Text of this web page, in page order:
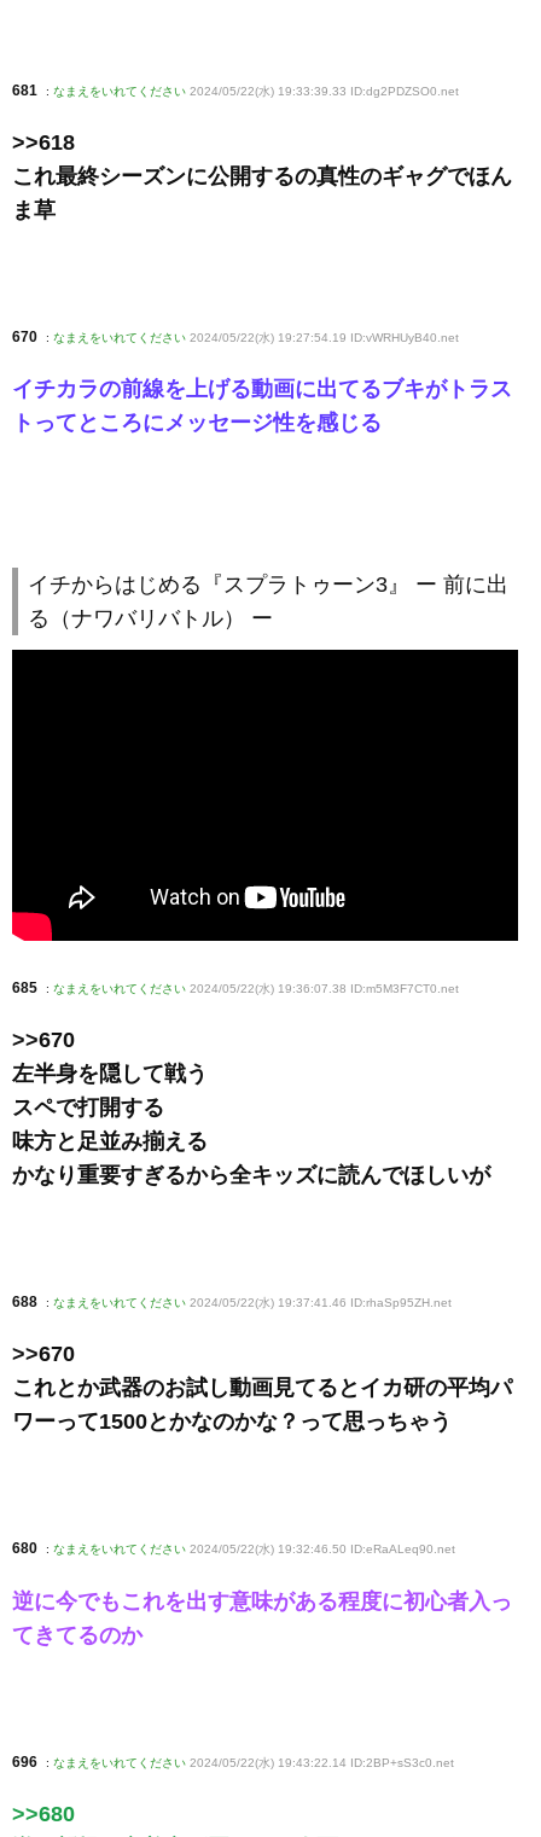
681 : なまえをいれてください 2024/05/22(水) 19:33:39.33 ID:dg2PDZSO0 .net
>>618
これ最終シーズンに公開するの真性のギャグでほん
ま草
670 : なまえをいれてください 2024/05/22(水) 19:27:54.19 ID:vWRHUyB40 .net
イチカラの前線を上げる動画に出てるブキがトラス
トってところにメッセージ性を感じる
イチからはじめる『スプラトゥーン3』 ー 前に出
る（ナワバリバトル） ー
685 : なまえをいれてください 2024/05/22(水) 19:36:07.38 ID:m5M3F7CT0 .net
>>670
左半身を隠して戦う
スペで打開する
味方と足並み揃える
かなり重要すぎるから全キッズに読んでほしいが
688 : なまえをいれてください 2024/05/22(水) 19:37:41.46 ID:rhaSp95ZH.net
>>670
これとか武器のお試し動画見てるとイカ研の平均パ
ワーって1500とかなのかな？って思っちゃう
680 : なまえをいれてください 2024/05/22(水) 19:32:46.50 ID:eRaALeq90.net
逆に今でもこれを出す意味がある程度に初心者入っ
てきてるのか
696 : なまえをいれてください 2024/05/22(水) 19:43:22.14 ID:2BP+sS3c0 .net
>>680